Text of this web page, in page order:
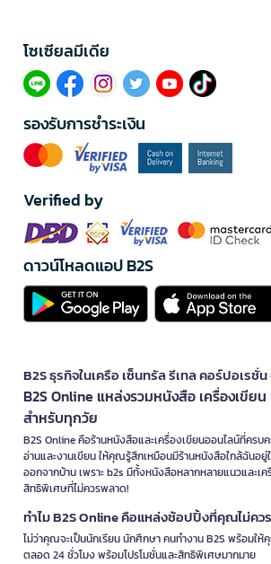
โซเซียลมีเดีย​
รองรับการชำระเงิน
Verified by
ดาวน์โหลดแอป B2S
B2S ธุรกิจในเครือ เซ็นทรัล รีเทล คอร์ปอเรชั่
B2S Online แหล่งรวมหนังสือ เครื่องเขียน
สำหรับทุกวัย
B2S Online คือร้านหนังสือและเครื่องเขียนออนไลน์ที่ครบ
อ่านและงานเขียน ให้คุณรู้สึกเหมือนมีร้านหนังสือใกล้ฉันอ
ออกจากบ้าน เพราะ b2s มีทั้งหนังสือหลากหลายแนวและ
สิทธิพิเศษที่ไม่ควรพลาด!
ทำไม B2S Online คือแหล่งช้อปปิ้งที่คุณไม่คว
ไม่ว่าคุณจะเป็นนักเรียน นักศึกษา คนทำงาน B2S พร้อม
ตลอด 24 ชั่วโมง พร้อมโปรโมชั่นและสิทธิพิเศษมากมาย